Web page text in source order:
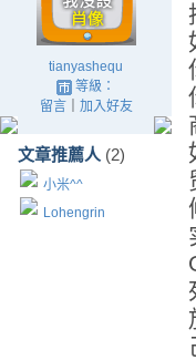
tianyashequ
等級：
留言｜ 加入好友
文章推薦人 (2)
小米^^
Lohengrin